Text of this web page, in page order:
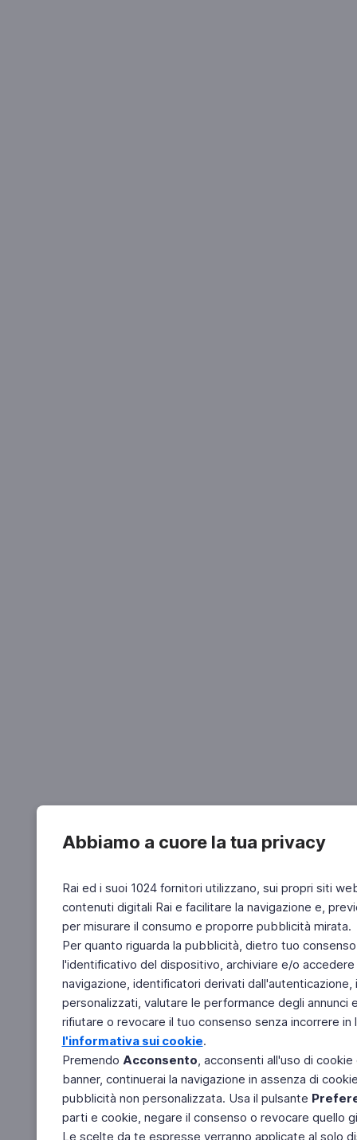
Abbiamo a cuore la tua privacy
Rai ed i suoi 1024 fornitori utilizzano, sui propri siti
contenuti digitali Rai e facilitare la navigazione e,
per misurare il consumo e proporre pubblicità mirata.
Per quanto riguarda la pubblicità, dietro tuo
l'identificativo del dispositivo, archiviare e/o
navigazione, identificatori derivati
personalizzati, valutare le performance degli
rifiutare o revocare il tuo consenso senza incorrere
l'informativa sui cookie.
Premendo Acconsento, acconsenti all'uso di
banner, continuerai la navigazione in assenza di
pubblicità non personalizzata. Usa il pulsante
parti e cookie, negare il consenso o revocare quello
Le scelte da te espresse verranno applicate al solo